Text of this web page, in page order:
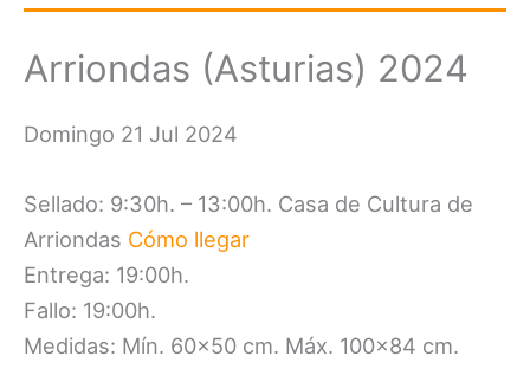
Arriondas (Asturias) 2024
Domingo 21 Jul 2024
Sellado: 9:30h. – 13:00h. Casa de Cultura de
Arriondas Cómo llegar
Entrega: 19:00h.
Fallo: 19:00h.
Medidas: Mín. 60×50 cm. Máx. 100×84 cm.